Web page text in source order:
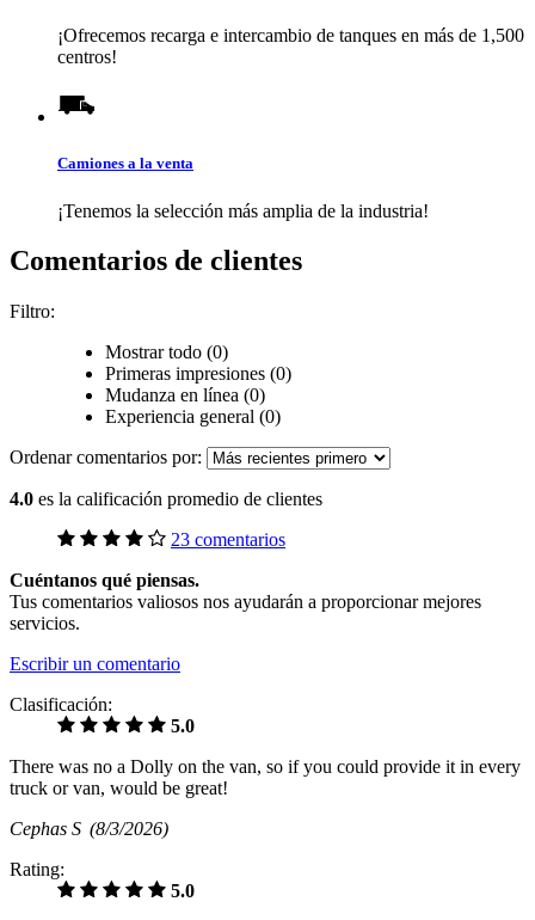
¡Ofrecemos recarga e intercambio de tanques en más de 1,500
centros!
Camiones a la venta
¡Tenemos la selección más amplia de la industria!
Comentarios de clientes
Filtro:
Mostrar todo (0)
Primeras impresiones (0)
Mudanza en línea (0)
Experiencia general (0)
Ordenar comentarios por:
4.0 es la calificación promedio de clientes
23 comentarios
Cuéntanos qué piensas.
Tus comentarios valiosos nos ayudarán a proporcionar mejores
servicios.
Escribir un comentario
Clasificación:
5.0
There was no a Dolly on the van, so if you could provide it in every
truck or van, would be great!
Cephas S (8/3/2026)
Rating:
5.0